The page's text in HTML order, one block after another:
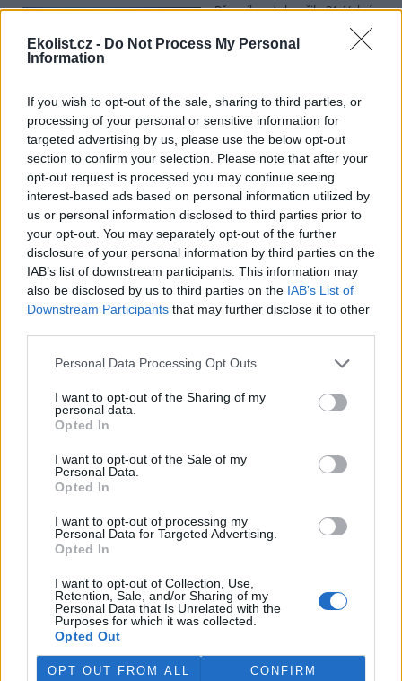
Ekolist.cz - Do Not Process My Personal
Information
If you wish to opt-out of the sale, sharing to third parties, or
processing of your personal or sensitive information for
targeted advertising by us, please use the below opt-out
section to confirm your selection. Please note that after your
opt-out request is processed you may continue seeing
interest-based ads based on personal information utilized by
us or personal information disclosed to third parties prior to
your opt-out. You may separately opt-out of the further
disclosure of your personal information by third parties on the
IAB’s list of downstream participants. This information may
also be disclosed by us to third parties on the IAB’s List of
Downstream Participants that may further disclose it to other
Personal Data Processing Opt Outs
I want to opt-out of the Sharing of my
personal data.
Opted In
I want to opt-out of the Sale of my
Personal Data.
Opted In
I want to opt-out of processing my
Personal Data for Targeted Advertising.
Opted In
I want to opt-out of Collection, Use,
Retention, Sale, and/or Sharing of my
Personal Data that Is Unrelated with the
Purposes for which it was collected.
Opted Out
OPT OUT FROM ALL CONFIRM
Přes víkend skončilo 31. Valné
shromáždění Mezinárodního
úřadu pro mořské dno (ISA),
jasně deklarovat, že snahy o nezákonnou hlubinnou těžbu
nebudou tolerovány.
Luboš Pavlovič: Veřejnost může do poloviny srpna
připomínkovat plavební kanál u Přelouče
3.8.2026
Diskuse: 16
Ministerstvo životního
prostředí oznámilo 14.
července 2026 zahájení
zjišťovacího řízení pro záměr
„Stupeň Přelouč II“ za asi 3,3
do Pardubic. Veřejnost může své vyjádření k vlivům této stavby na
životní prostředí poslat ministerstvu do 13. srpna 2026.
Kilian Kaminski: Evropa slibuje právo na opravu.
Budou ale opravy skutečně levnější?
Diskuse: 41
Členské státy nyní převádějí
legislativy. Podle společnosti
refurbed, evropským
marketplace s repasovanou elektronikou, však mohou i po
zavedení nových pravidel zůstat náklady na opravy natolik vysoké,
že pro spotřebitele bude stále výhodnější koupit nové zařízení.
Směrnice má přitom usnadnit opravy elektroniky i po skončení
záruční doby, zlepšit dostupnost náhradních dílů a zabránit
výrobcům, aby zásahy do zařízení zbytečně komplikovali nebo
znemožňovali. Nestanovuje však konkrétní cenový limit ani
způsob výpočtu ceny náhradních dílů a oprav.